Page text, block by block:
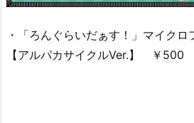
・「ろんぐらいだぁす！」マイク
【アルパカサイクルVer.】 ￥